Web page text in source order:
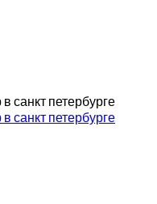
санкт петербурге
санкт петербурге